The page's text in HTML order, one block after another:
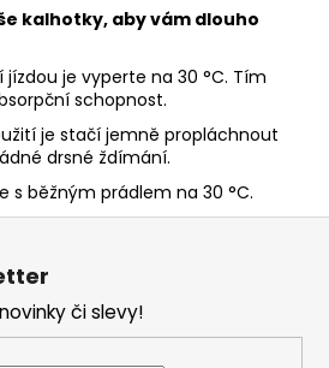
kalhotky, aby vám dlouho
jízdou je vyperte na 30 °C. Tím
schopnost.
je stačí jemně propláchnout
drsné ždímání.
s běžným prádlem na 30 °C.
či slevy!